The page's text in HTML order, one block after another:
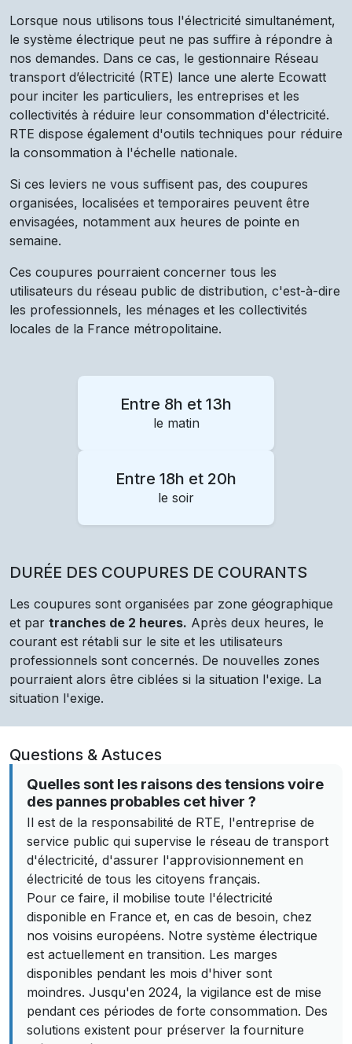
Lorsque nous utilisons tous l'électricité simultanément,
le système électrique peut ne pas suffire à répondre à
nos demandes. Dans ce cas, le gestionnaire Réseau
transport d’électricité (RTE) lance une alerte Ecowatt
pour inciter les particuliers, les entreprises et les
collectivités à réduire leur consommation d'électricité.
RTE dispose également d'outils techniques pour réduire
la consommation à l'échelle nationale.
Si ces leviers ne vous suffisent pas, des coupures
organisées, localisées et temporaires peuvent être
envisagées, notamment aux heures de pointe en
semaine.
Ces coupures pourraient concerner tous les
utilisateurs du réseau public de distribution, c'est-à-dire
les professionnels, les ménages et les collectivités
locales de la France métropolitaine.
Entre 8h et 13h
le matin
Entre 18h et 20h
le soir
DURÉE DES COUPURES DE COURANTS
Les coupures sont organisées par zone géographique
et par tranches de 2 heures. Après deux heures, le
courant est rétabli sur le site et les utilisateurs
professionnels sont concernés. De nouvelles zones
pourraient alors être ciblées si la situation l'exige. La
situation l'exige.
Questions & Astuces
Quelles sont les raisons des tensions voire
des pannes probables cet hiver ?
Il est de la responsabilité de RTE, l'entreprise de
service public qui supervise le réseau de transport
d'électricité, d'assurer l'approvisionnement en
électricité de tous les citoyens français.
Pour ce faire, il mobilise toute l'électricité
disponible en France et, en cas de besoin, chez
nos voisins européens. Notre système électrique
est actuellement en transition. Les marges
disponibles pendant les mois d'hiver sont
moindres. Jusqu'en 2024, la vigilance est de mise
pendant ces périodes de forte consommation. Des
solutions existent pour préserver la fourniture